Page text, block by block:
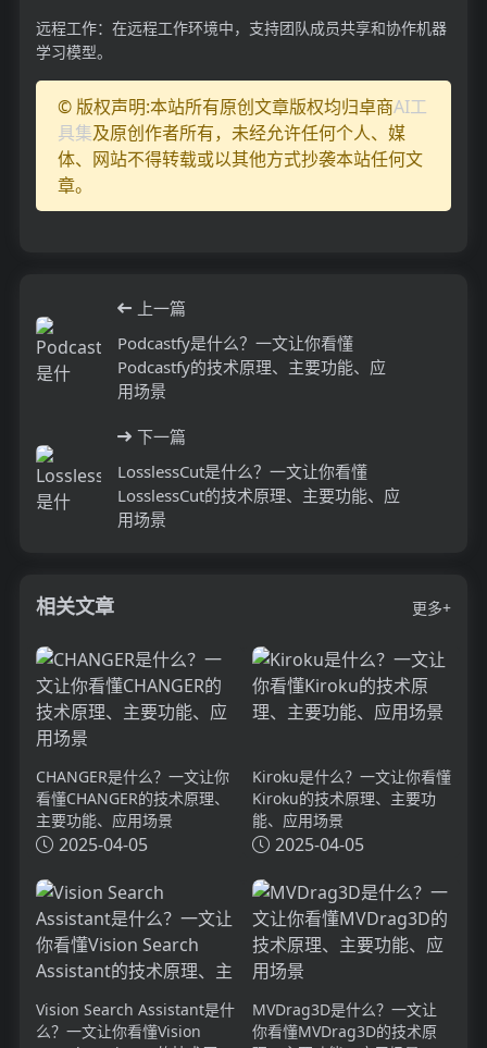
远程工作：在远程工作环境中，支持团队成员共享和协作机器
学习模型。
© 版权声明:本站所有原创文章版权均归卓商AI工
具集及原创作者所有，未经允许任何个人、媒
体、网站不得转载或以其他方式抄袭本站任何文
章。
上一篇
Podcastfy是什么？一文让你看懂
Podcastfy的技术原理、主要功能、应
用场景
下一篇
LosslessCut是什么？一文让你看懂
LosslessCut的技术原理、主要功能、应
用场景
相关文章 更多+
CHANGER是什么？一文让你
看懂CHANGER的技术原理、
主要功能、应用场景
2025-04-05
Kiroku是什么？一文让你看懂
Kiroku的技术原理、主要功
能、应用场景
2025-04-05
Vision Search Assistant是什
么？一文让你看懂Vision
MVDrag3D是什么？一文让
你看懂MVDrag3D的技术原